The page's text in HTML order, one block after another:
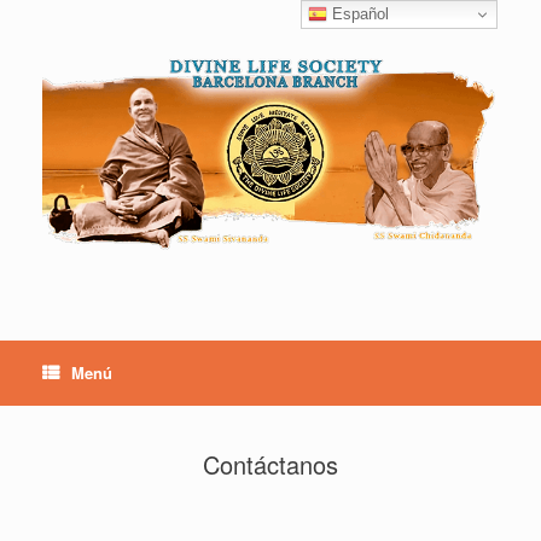
Menú
Contáctanos
Español